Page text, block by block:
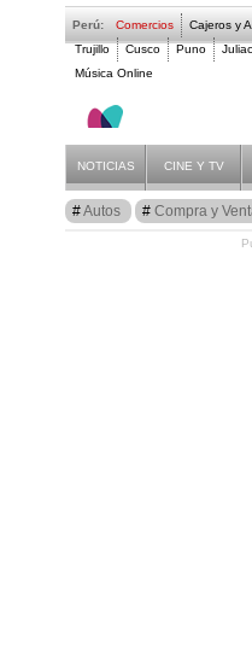
Perú: Comercios Cajeros y
Trujillo
Cusco Puno
Música Online
Listado
NOTICIAS CINE Y TV
Autos Compra y